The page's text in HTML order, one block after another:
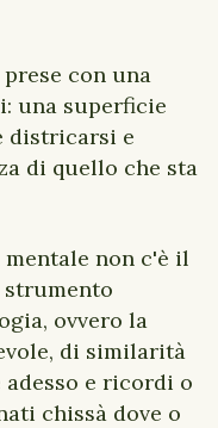
con una
una superficie
districarsi e
di quello che sta
non c'è il
ovvero la
di similarità
e ricordi o
chissà dove o